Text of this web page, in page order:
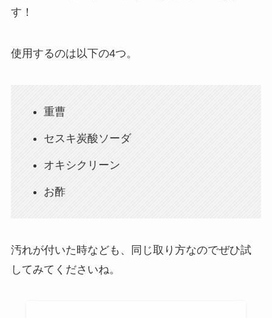
す！
使用するのは以下の4つ。
重曹
セスキ炭酸ソーダ
オキシクリーン
お酢
汚れが付いた時なども、同じ取り方なのでぜひ試
してみてくださいね。